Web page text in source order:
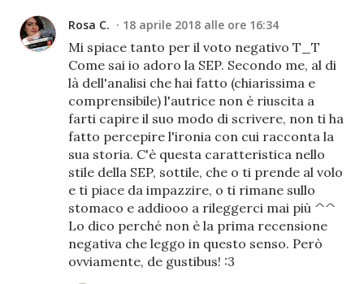
Rosa C. 18 aprile 2018 alle ore 16:34
Mi spiace tanto per il voto negativo T_T
Come sai io adoro la SEP. Secondo me, al di
là dell'analisi che hai fatto (chiarissima e
comprensibile) l'autrice non è riuscita a
farti capire il suo modo di scrivere, non ti ha
fatto percepire l'ironia con cui racconta la
sua storia. C'è questa caratteristica nello
stile della SEP, sottile, che o ti prende al volo
e ti piace da impazzire, o ti rimane sullo
stomaco e addiooo a rileggerci mai più ^^
Lo dico perché non è la prima recensione
negativa che leggo in questo senso. Però
ovviamente, de gustibus! :3